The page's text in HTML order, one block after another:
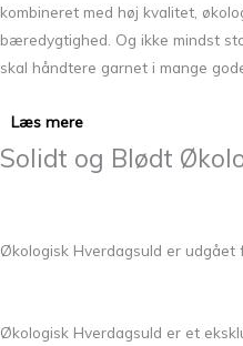
kombineret med høj kvalitet,
bæredygtighed. Og ikke mindst
skal håndtere garnet i mange
Læs mere
Solidt og Blødt
Økologisk Hverdagsuld er udgået
Økologisk Hverdagsuld er et